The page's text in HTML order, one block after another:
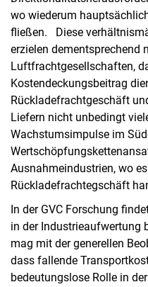
wo wiederum
fließen. Diese
erzielen dementsprechend
Luftfrachtgesellschaften,
Kostendeckungsbeitrag
Rückladefrachtgeschäft
Liefern nicht unbedingt
Wachstumsimpulse im
Ausnahmeindustrien, wo
Rückladefrachtegschäft
In der GVC Forschung
in der Industrieaufwertung
mag mit der generellen
dass fallende
bedeutungslose Rolle in